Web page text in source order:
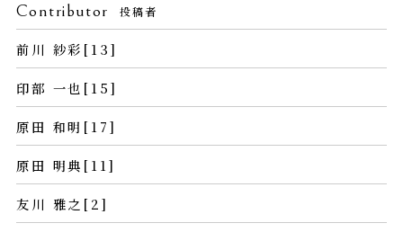
Contributor 投稿者
前川 紗彩[13]
印部 一也[15]
原田 和明[17]
原田 明典[11]
友川 雅之[2]